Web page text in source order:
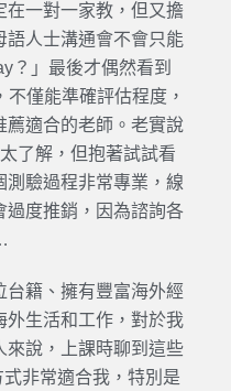
在一對一家教，但又擔
語人士溝通會不會只能
？」最後才偶然看到
僅能準確評估程度，
薦適合的老師。老實說
了解，但抱著試試看
測驗過程非常專業，線
過度推銷，因為諮詢各
台籍、擁有豐富海外經
外生活和工作，對於我
來說，上課時聊到這些
非常適合我，特別是